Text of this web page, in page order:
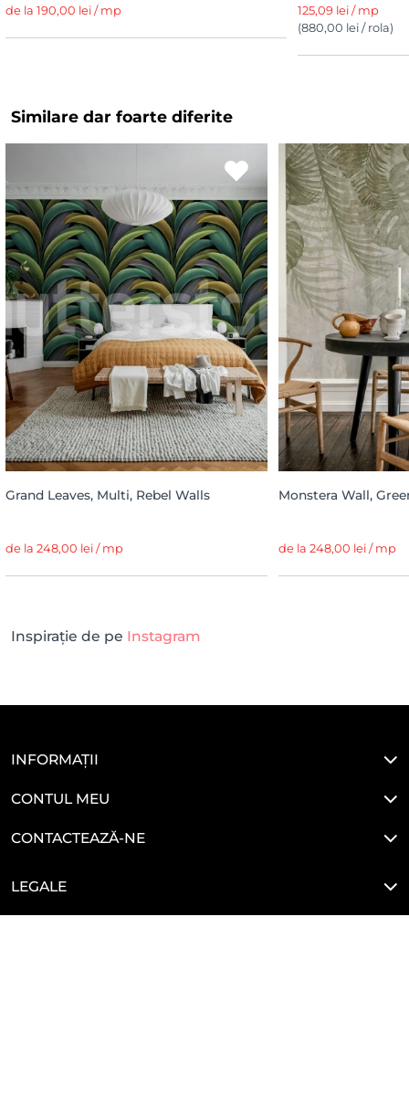
de la 190,00 lei / mp
125,09 lei / mp
(880,00 lei / rola)
Similare dar foarte diferite
Grand Leaves, Multi, Rebel Walls
de la 248,00 lei / mp
Monstera Wall,
de la 248,00 lei / mp
Inspirație de pe Instagram
INFORMAȚII
CONTUL MEU
CONTACTEAZĂ-NE
LEGALE